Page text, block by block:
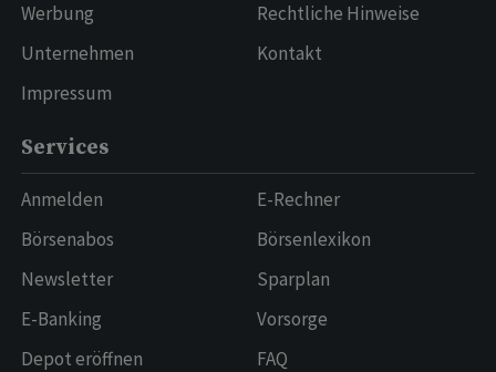
Werbung
Unternehmen
Impressum
Rechtliche Hinweise
Kontakt
Services
Anmelden
Börsenabos
Newsletter
E-Banking
Depot eröffnen
E-Rechner
Börsenlexikon
Sparplan
Vorsorge
FAQ